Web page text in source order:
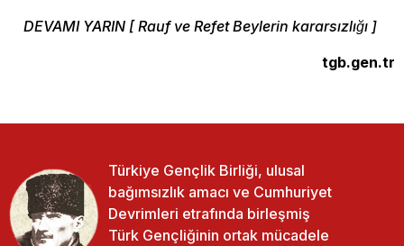
DEVAMI YARIN [ Rauf ve Refet Beylerin kararsızlığı ]
tgb.gen.tr
Türkiye Gençlik Birliği, ulusal
bağımsızlık amacı ve Cumhuriyet
Devrimleri etrafında birleşmiş
Türk Gençliğinin ortak mücadele